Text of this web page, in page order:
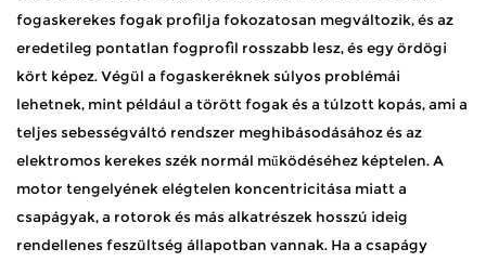
fogaskerekes fogak profilja fokozatosan megváltozik, és az
eredetileg pontatlan fogprofil rosszabb lesz, és egy ördögi
kört képez. Végül a fogaskeréknek súlyos problémái
lehetnek, mint például a törött fogak és a túlzott kopás, ami a
teljes sebességváltó rendszer meghibásodásához és az
elektromos kerekes szék normál működéséhez képtelen. A
motor tengelyének elégtelen koncentricitása miatt a
csapágyak, a rotorok és más alkatrészek hosszú ideig
rendellenes feszültség állapotban vannak. Ha a csapágy